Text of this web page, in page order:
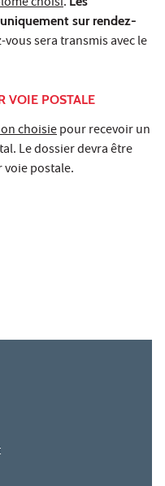
sur rendez-
sera transmis avec le
VOIE POSTALE
choisiepour recevoir un
Le dossier devra être
postale.